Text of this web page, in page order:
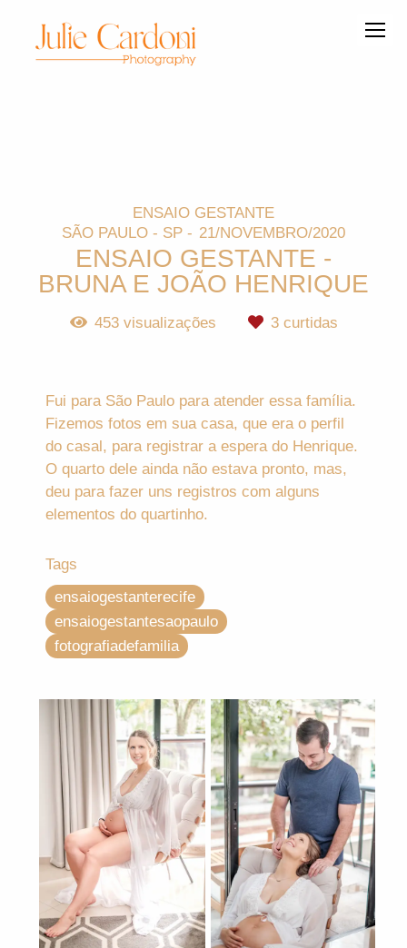
ENSAIO GESTANTE
SÃO PAULO - SP
21/NOVEMBRO/2020
ENSAIO GESTANTE -
BRUNA E JOÃO HENRIQUE
453visualizações 3curtidas
Fui para São Paulo para atender essa família.
Fizemos fotos em sua casa, que era o perfil
do casal, para registrar a espera do Henrique.
O quarto dele ainda não estava pronto, mas,
deu para fazer uns registros com alguns
elementos do quartinho.
Tags
ensaiogestanterecife
ensaiogestantesaopaulo
fotografiadefamilia